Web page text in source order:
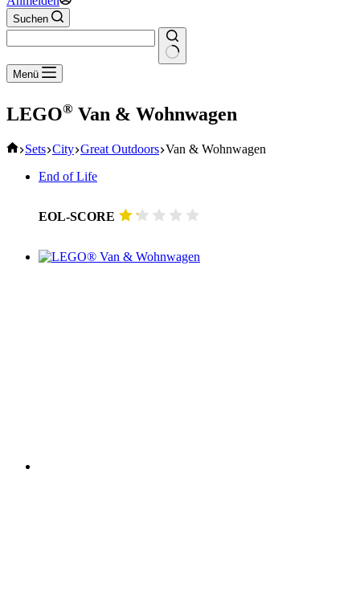
Suchen
Keine
Ergebnisse
Menü
LEGO® Van & Wohnwagen
Start
Sets City Great Outdoors Van & Wohnwagen
End of Life
EOL-SCORE